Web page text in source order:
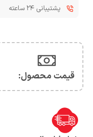
پشتیبانی ۲۴ ساعته
قیمت محصول:​